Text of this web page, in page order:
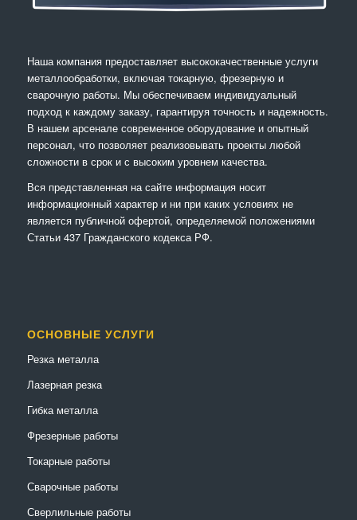
Наша компания предоставляет высококачественные услуги
металлообработки, включая токарную, фрезерную и
сварочную работы. Мы обеспечиваем индивидуальный
подход к каждому заказу, гарантируя точность и надежность.
В нашем арсенале современное оборудование и опытный
персонал, что позволяет реализовывать проекты любой
сложности в срок и с высоким уровнем качества.
Вся представленная на сайте информация носит
информационный характер и ни при каких условиях не
является публичной офертой, определяемой положениями
Статьи 437 Гражданского кодекса РФ.
ОСНОВНЫЕ УСЛУГИ
Резка металла
Лазерная резка
Гибка металла
Фрезерные работы
Токарные работы
Сварочные работы
Сверлильные работы